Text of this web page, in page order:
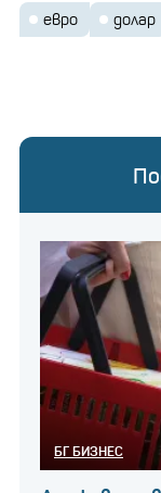
евро долар
БГ БИЗНЕС